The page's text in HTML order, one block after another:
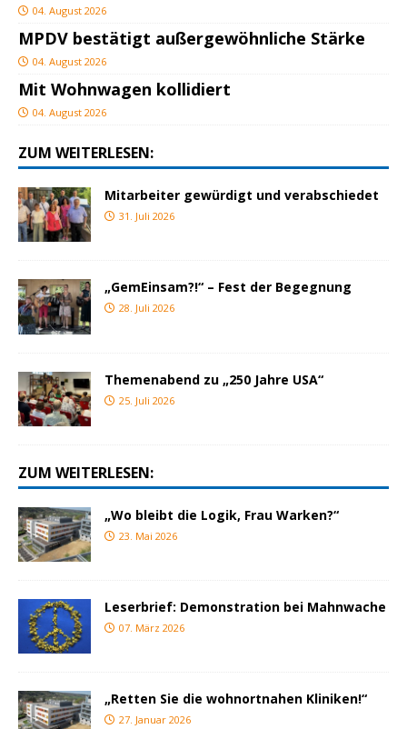
04. August 2026
MPDV bestätigt außergewöhnliche Stärke
04. August 2026
Mit Wohnwagen kollidiert
04. August 2026
ZUM WEITERLESEN:
Mitarbeiter gewürdigt und verabschiedet
31. Juli 2026
„GemEinsam?!“ – Fest der Begegnung
28. Juli 2026
Themenabend zu „250 Jahre USA“
25. Juli 2026
ZUM WEITERLESEN:
„Wo bleibt die Logik, Frau Warken?“
23. Mai 2026
Leserbrief: Demonstration bei Mahnwache
07. März 2026
„Retten Sie die wohnortnahen Kliniken!“
27. Januar 2026